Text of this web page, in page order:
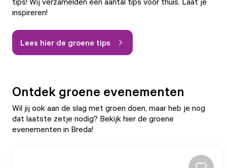
inspireren!
Lees hier de groene tips
Ontdek groene evenementen
Wil jij ook aan de slag met groen doen, maar heb je nog
dat laatste zetje nodig? Bekijk hier de groene
evenementen in Breda!